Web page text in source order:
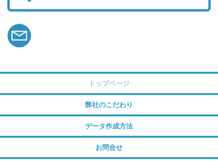
トップページ
弊社のこだわり
データ作成方法
お問合せ